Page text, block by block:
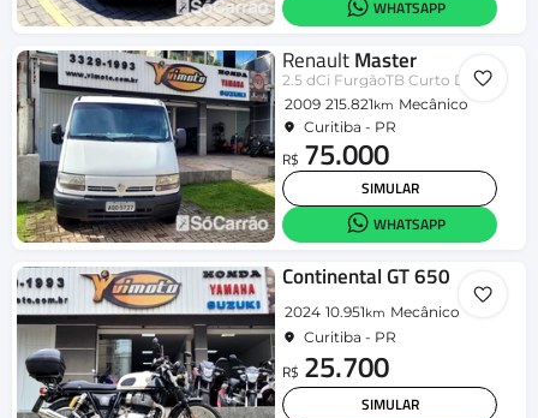
WHATSAPP
RenaultMaster
2.5 dCi FurgãoTB Curto Diesel
2009 215.821km Mecânico
Curitiba - PR
R$ 75.000
SIMULAR
WHATSAPP
Continental GT 650
2024 10.951km Mecânico
Curitiba - PR
R$ 25.700
SIMULAR